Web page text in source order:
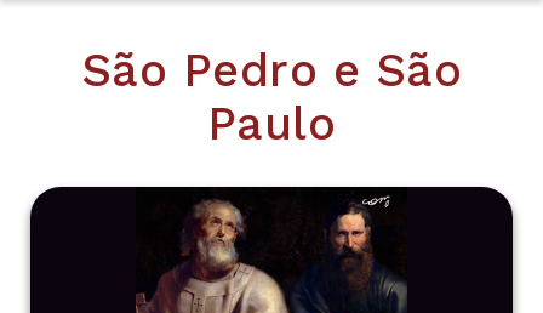
São Pedro e São
Paulo